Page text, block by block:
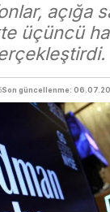
açığa
üçüncü
Son güncellenme: